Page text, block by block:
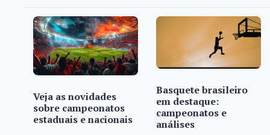
Veja as novidades
sobre campeonatos
estaduais e nacionais
Basquete brasileiro
em destaque:
campeonatos e
análises